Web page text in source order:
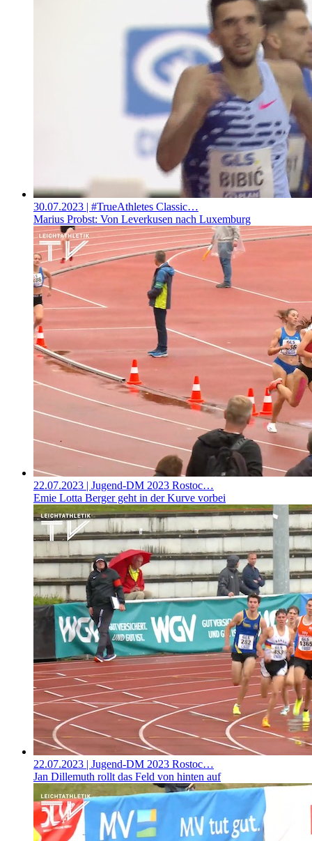
30.07.2023 | #TrueAthletes Classic…
Marius Probst: Von Leverkusen nach Luxemburg
22.07.2023 | Jugend-DM 2023 Rostoc…
Emie Lotta Berger geht in der Kurve vorbei
22.07.2023 | Jugend-DM 2023 Rostoc…
Jan Dillemuth rollt das Feld von hinten auf